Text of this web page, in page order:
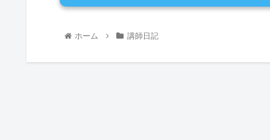
ホーム 講師日記